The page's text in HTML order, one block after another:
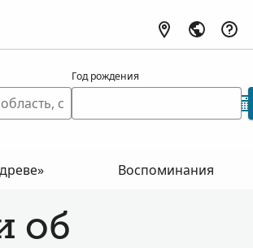
Год рождения
Воспоминания
об